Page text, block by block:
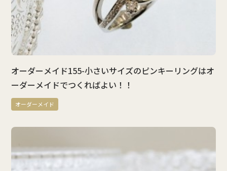
オーダーメイド155-小さいサイズのピンキーリングはオ
ーダーメイドでつくればよい！！
オーダーメイド